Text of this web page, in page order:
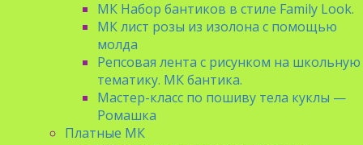
МК Набор бантиков в стиле Family Look.
МК лист розы из изолона с помощью
молда
Репсовая лента с рисунком на школьную
тематику. МК бантика.
Мастер-класс по пошиву тела куклы —
Ромашка
Платные МК